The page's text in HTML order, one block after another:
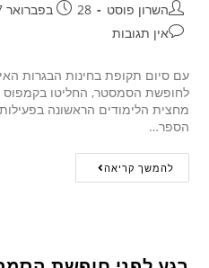
השרון פוסט 28 בפברואר 2017
אין תגובות
עם סיום תקופת בחינות הבגרות
לחופשת הסמסטר, החליטו בקמפוס
מחצית הלימודים הראשונה
הספר…
להמשך קריאה